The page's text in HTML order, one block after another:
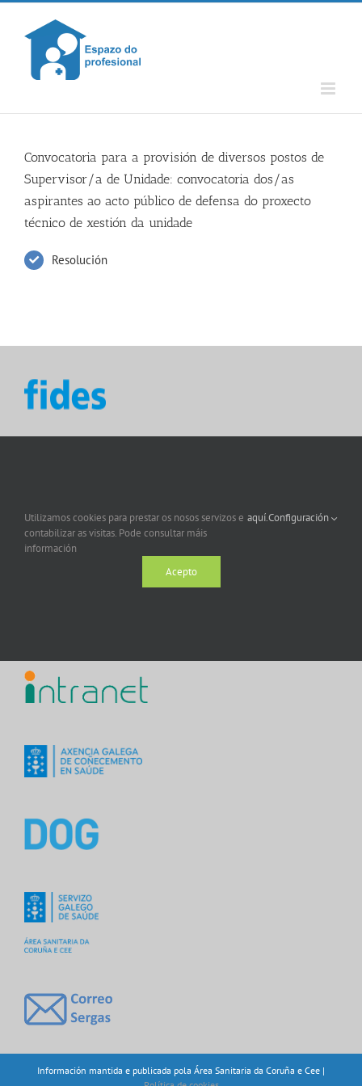
Skip
content
Convocatoria para a provisión de diversos postos de
Supervisor/a de Unidade: convocatoria dos/as
aspirantes ao acto público de defensa do proxecto
técnico de xestión da unidade
Resolución
Información mantida e publicada pola Área Sanitaria da Coruña e Cee |
Utilizamos cookies para prestar os nosos servizos e
contabilizar as visitas. Pode consultar máis
información
aquí.Configuración
Acepto